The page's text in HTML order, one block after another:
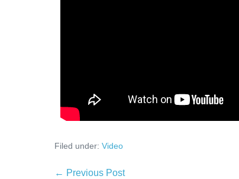
Filed under: Video
← Previous Post